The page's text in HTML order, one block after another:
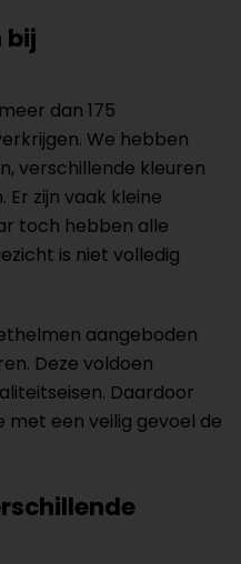
bij
dan 175
We hebben
verschillende kleuren
zijn vaak kleine
toch hebben alle
is niet volledig
aangeboden
Deze voldoen
Daardoor
met een veilig gevoel de